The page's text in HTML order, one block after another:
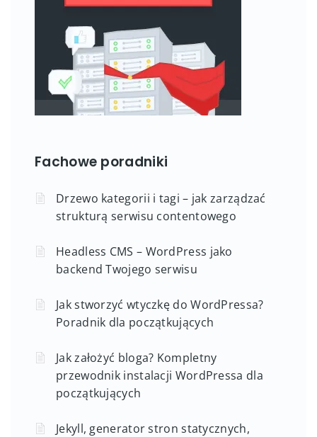
Fachowe poradniki
Drzewo kategorii i tagi – jak zarządzać
strukturą serwisu contentowego
Headless CMS – WordPress jako
backend Twojego serwisu
Jak stworzyć wtyczkę do WordPressa?
Poradnik dla początkujących
Jak założyć bloga? Kompletny
przewodnik instalacji WordPressa dla
początkujących
Jekyll, generator stron statycznych,